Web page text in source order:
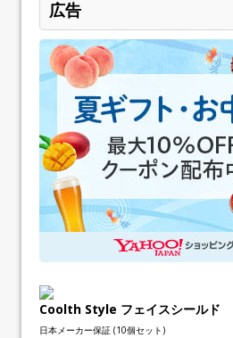
広告
Coolth Style フェイスシールド
日本メーカー保証 (10個セット)